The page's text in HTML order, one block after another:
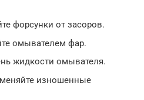
форсунки от засоров.
омывателем фар.
жидкости омывателя.
изношенные